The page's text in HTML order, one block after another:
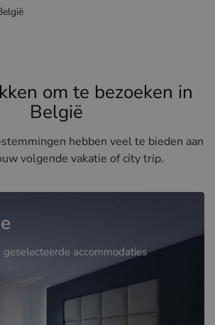
om te bezoeken in
België
hebben veel te bieden aan
volgende vakatie of city trip.
accommodaties